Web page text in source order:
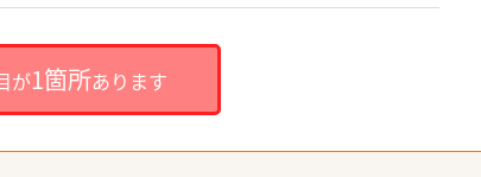
が1箇所あります